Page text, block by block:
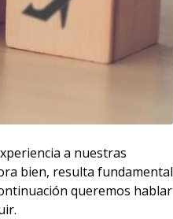
a nuestras
bien, resulta fundamental
queremos hablar